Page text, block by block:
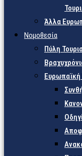
Άλλα
Νομοθεσία
Πύλη
Ευρωπαϊκή